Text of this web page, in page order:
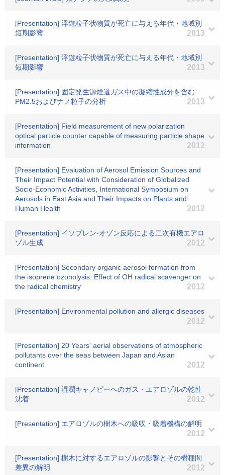
[Presentation] 浮遊粒子状物質が死亡に与える年代・地域別
短期影響
2013
[Presentation] 浮遊粒子状物質が死亡に与える年代・地域別
短期影響
2013
[Presentation] 固定発生源煙道ガス中の凝縮性成分を含む
PM2.5およびナノ粒子の分析
2013
[Presentation] Field measurement of new polarization
optical particle counter capable of measuring particle shape
information
2012
[Presentation] Evaluation of Aerosol Emission Sources and
Their Impact Potential with Consideration of Globalized
Socio-Economic Activities, International Symposium on
Aerosols in East Asia and Their Impacts on Plants and
Human Health
2012
[Presentation] イソプレン-オゾン反応による二次有機エアロ
ゾル生成
2012
[Presentation] Secondary organic aerosol formation from
the isoprene ozonolysis: Effect of OH radical scavenger on
the radical chemistry
2012
[Presentation] Environmental pollution and allergic diseases
2012
[Presentation] 20 Years' aerial observations of atmospheric
pollutants over the seas between Japan and Asian
continent
2012
[Presentation] 湿潤キャノピーへのガス・エアロゾルの乾性
沈着
2012
[Presentation] エアロゾルの樹木への吸収・吸着機構の解明
2012
[Presentation] 樹木に対するエアロゾルの影響とその樹種間
差異の解明
2012